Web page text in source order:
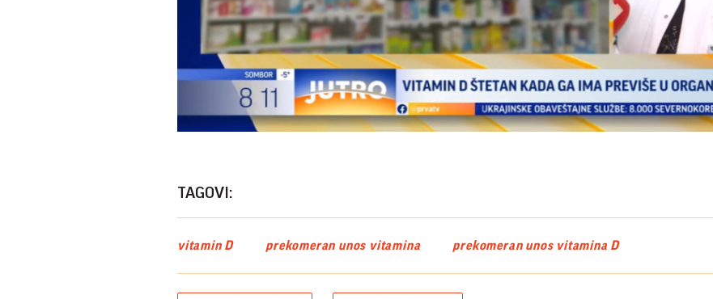
Play
Video
TAGOVI:
vitamin D prekomeran unos vitamina prekomeran unos vitamina D